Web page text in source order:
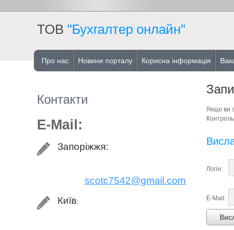
ТОВ "Бухгалтер онлайн"
Про нас Новини порталу Корисна інформація
Контакти
E-Mail:
Запоріжжя:
scotc7542@gmail.com
Київ:
Якщо ви
Логін:
E-Mail: